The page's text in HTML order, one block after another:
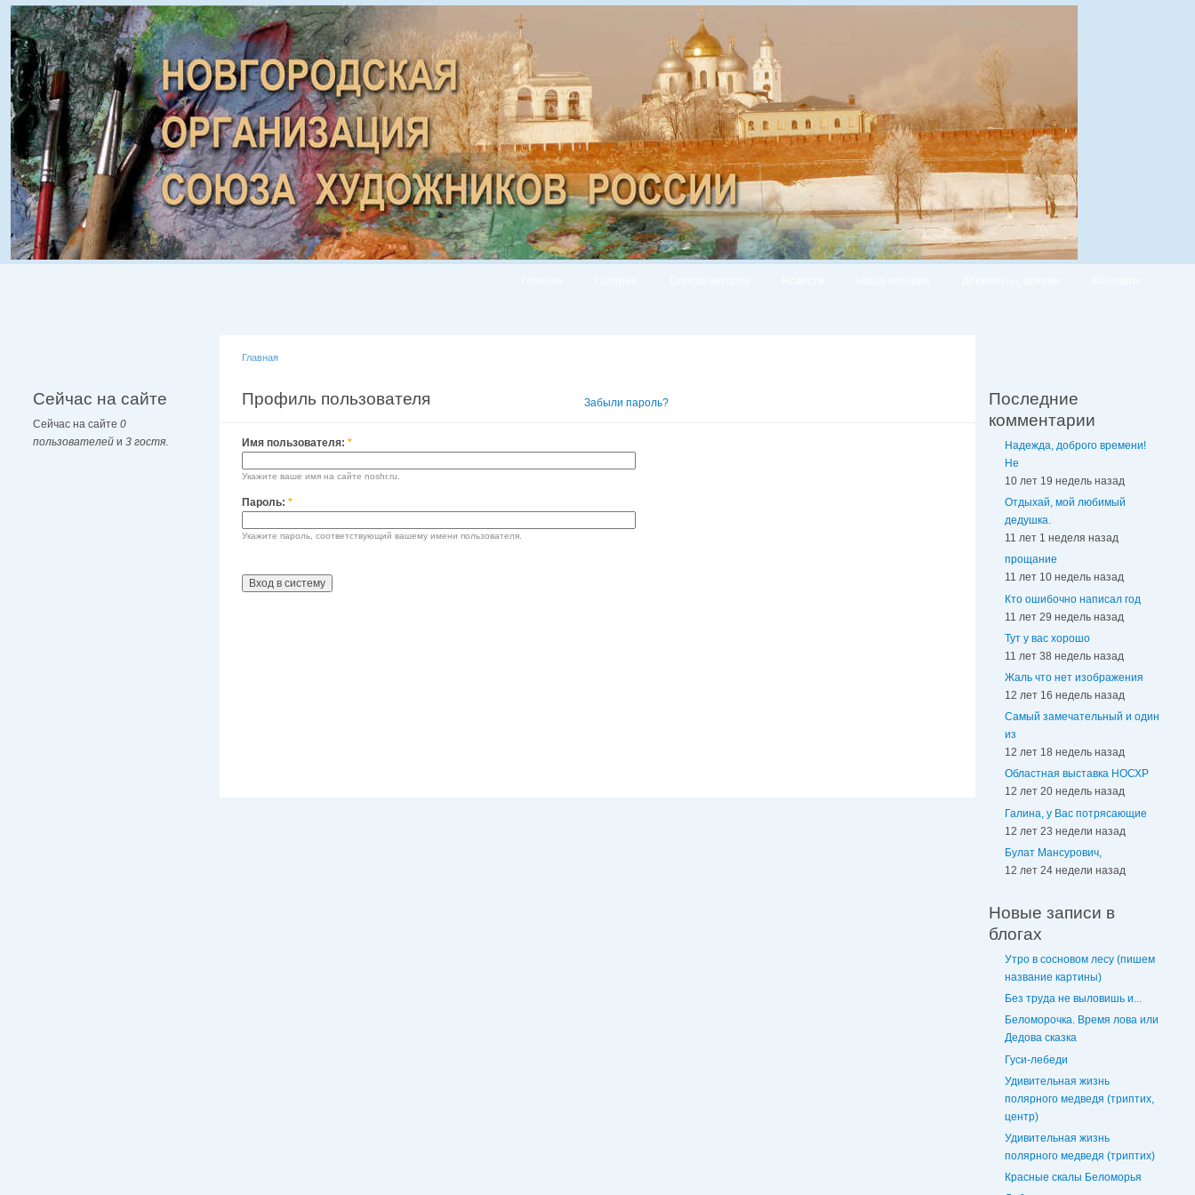
Сейчас на сайте
Сейчас на сайте 0
пользователей и 3 гостя.
Главная
Профиль пользователя Забыли пароль?
Имя пользователя: *
Укажите ваше имя на сайте noshr.ru.
Пароль: *
Укажите пароль, соответствующий вашему имени пользователя.
Последние
комментарии
Надежда, доброго времени!
Не
10 лет 19 недель назад
Отдыхай, мой любимый
дедушка.
11 лет 1 неделя назад
прощание
11 лет 10 недель назад
Кто ошибочно написал год
11 лет 29 недель назад
Тут у вас хорошо
11 лет 38 недель назад
Жаль что нет изображения
12 лет 16 недель назад
Самый замечательный и один
из
12 лет 18 недель назад
Областная выставка НОСХР
12 лет 20 недель назад
Галина, у Вас потрясающие
12 лет 23 недели назад
Булат Мансурович,
12 лет 24 недели назад
Новые записи в
блогах
Утро в сосновом лесу (пишем
название картины)
Без труда не выловишь и...
Беломорочка. Время лова или
Дедова сказка
Гуси-лебеди
Удивительная жизнь
полярного медведя (триптих,
центр)
Удивительная жизнь
полярного медведя (триптих)
Красные скалы Беломорья